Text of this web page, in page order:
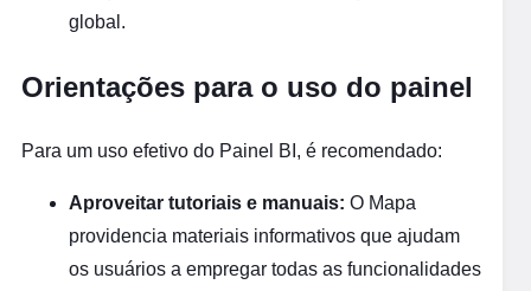
global.
Orientações para o uso do painel
Para um uso efetivo do Painel BI, é recomendado:
Aproveitar tutoriais e manuais: O Mapa
providencia materiais informativos que ajudam
os usuários a empregar todas as funcionalidades